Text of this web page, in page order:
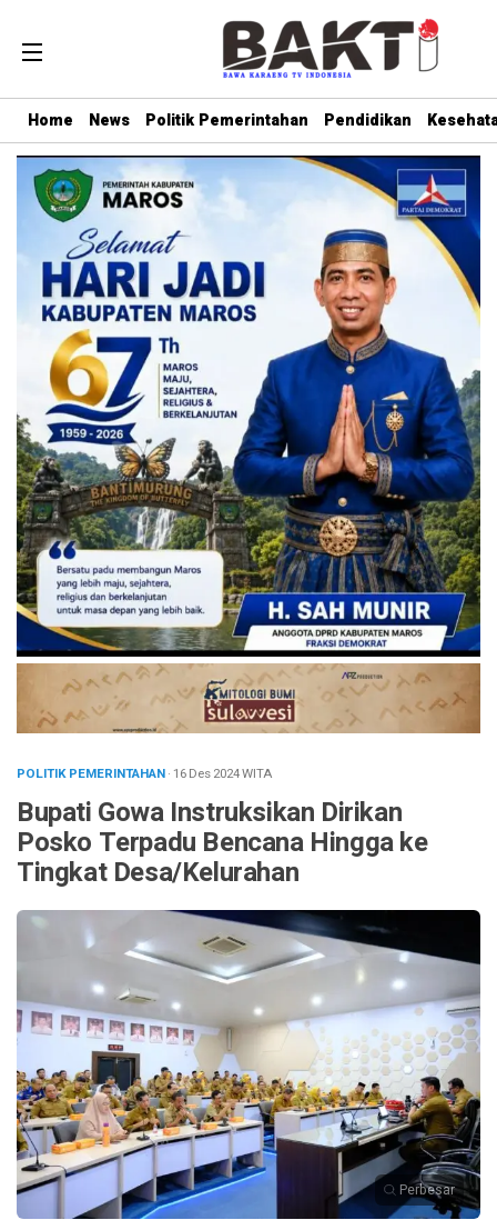
Home News Politik Pemerintahan Pendidikan
POLITIK PEMERINTAHAN· 16 Des 2024WITA
Bupati Gowa Instruksikan Dirikan
Posko Terpadu Bencana Hingga ke
Tingkat Desa/Kelurahan
Perbesar